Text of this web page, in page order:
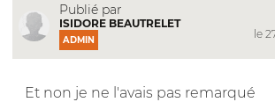
Publié par
ISIDORE BEAUTRELET
ADMIN
le
Et non je ne l'avais pas remarqué